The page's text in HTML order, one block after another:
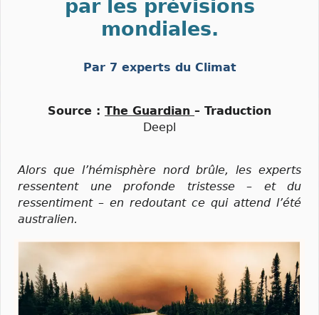
par les prévisions
mondiales.
Par 7 experts du Climat
Source : The Guardian – Traduction
Deepl
Alors que l’hémisphère nord brûle, les experts
ressentent une profonde tristesse – et du
ressentiment – en redoutant ce qui attend l’été
australien.